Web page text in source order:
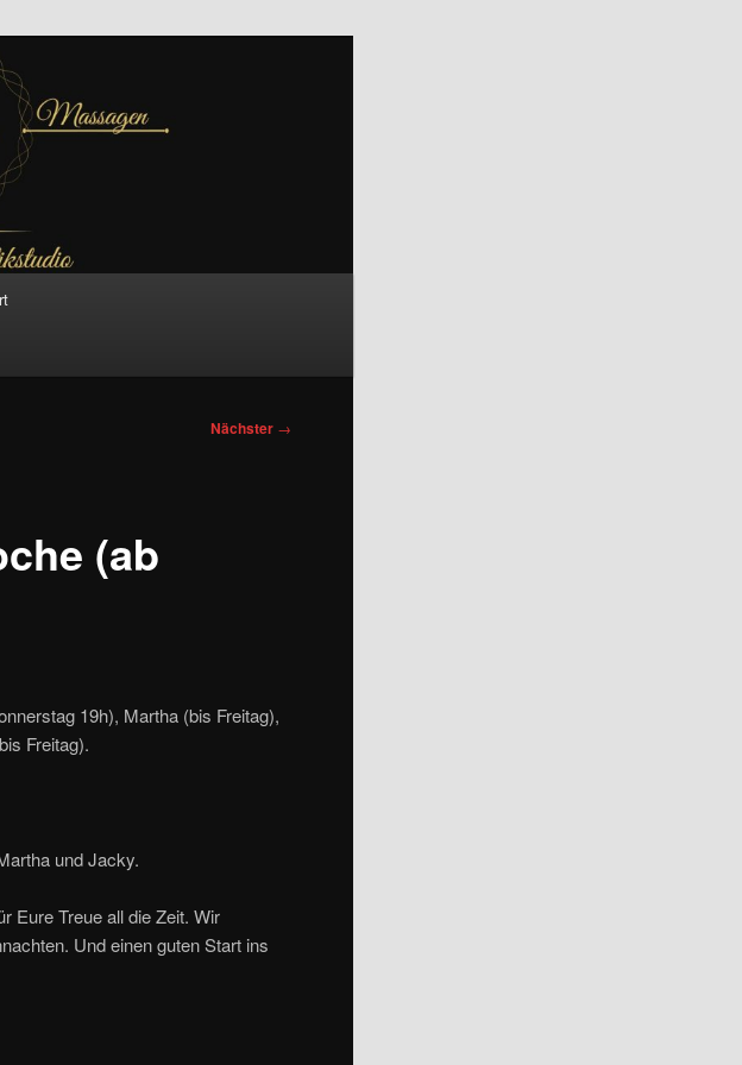
Nächster →
(ab
19h), Martha (bis Freitag),
Freitag).
und Jacky.
Eure Treue all die Zeit. Wir
Und einen guten Start ins